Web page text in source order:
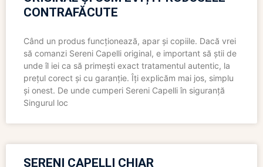
CONTRAFĂCUTE
Când un produs funcționează, apar și copiile. Dacă vrei
să comanzi Sereni Capelli original, e important să știi de
unde îl iei ca să primești exact tratamentul autentic, la
prețul corect și cu garanție. Îți explicăm mai jos, simplu
și onest. De unde cumperi Sereni Capelli în siguranță
Singurul loc
SERENI CAPELLI CHIAR